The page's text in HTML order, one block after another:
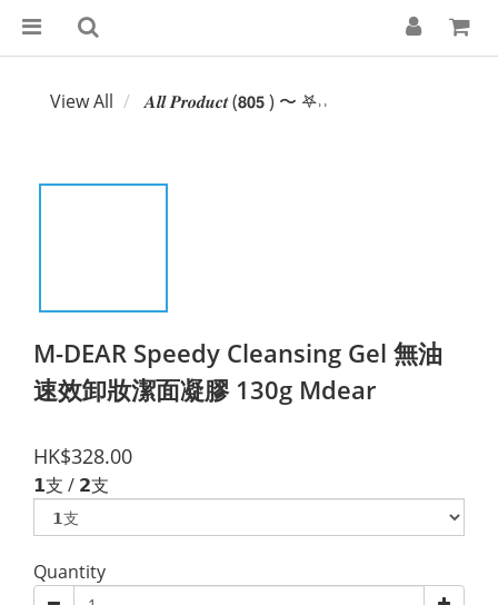
View All 𝑨𝒍𝒍 𝑷𝒓𝒐𝒅𝒖𝒄𝒕 (𝟴𝟬𝟱 ) 〜 𖤐˒˒‪‪
M-DEAR Speedy Cleansing Gel 無油
速效卸妝潔面凝膠 130g Mdear
HK$328.00
𝟭支 / 𝟮支
Quantity